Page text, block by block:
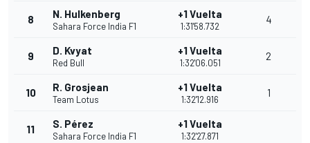
8 N. Hulkenberg
Sahara Force India F1
+1 Vuelta
1:31'58.732
4
9 D. Kvyat
Red Bull
+1 Vuelta
1:32'06.051
2
10 R. Grosjean
Team Lotus
+1 Vuelta
1:32'12.916
1
11 S. Pérez
Sahara Force India F1
+1 Vuelta
1:32'27.871